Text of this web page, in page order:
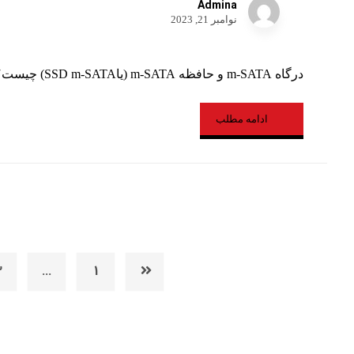
Admina
نوامبر 21, 2023
درگاه m-SATA و حافظه m-SATA (یاSSD m-SATA) چیست؟ درگاه مینی ساتا، (mini sata) یک نوع ...
ادامه مطلب
1
…